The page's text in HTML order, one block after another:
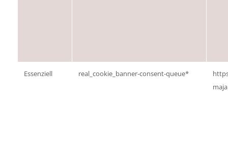
Essenziell real_cookie_banner-consent-queue*